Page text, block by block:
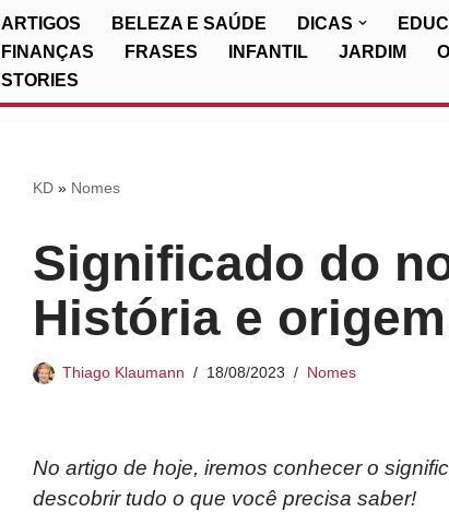
ARTIGOS BELEZA E SAÚDE DICAS
FINANÇAS
FRASES INFANTIL JARDIM
STORIES
KD» Nomes
Significado do
História e
Thiago Klaumann 18/08/2023 Nomes
No artigo de hoje, iremos conhecer o
descobrir tudo o que você precisa saber!